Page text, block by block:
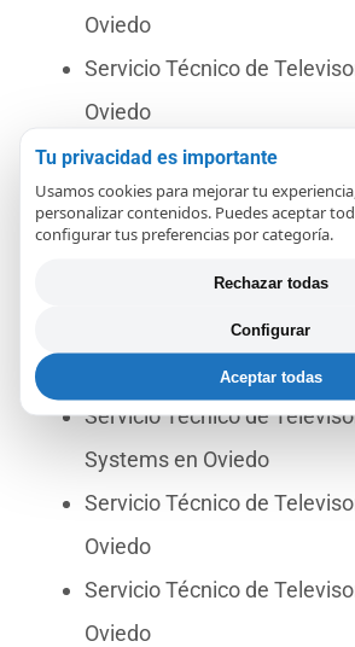
Oviedo
Servicio Técnico de
Oviedo
Servicio Técnico de
Oviedo
Servicio Técnico de
Servicio Técnico de
Servicio Técnico de
Systems en Oviedo
Servicio Técnico de
Oviedo
Servicio Técnico de
Oviedo
Tu privacidad es importante
Usamos cookies para mejorar tu
personalizar contenidos. Puedes aceptar
configurar tus preferencias por categoría.
Rechazar todas
Configurar
Aceptar todas